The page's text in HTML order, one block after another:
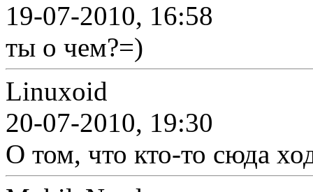
19-07-2010, 16:58
ты о чем?=)
Linuxoid
20-07-2010, 19:30
О том, что кто-то сюда